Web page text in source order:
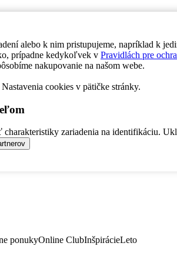
alebo k nim pristupujeme, napríklad k
prípadne kedykoľvek v Pravidlách pre
nakupovanie na našom webe.
cookies v pätičke stránky.
zariadenia na identifikáciu.
ponukyOnline ClubInšpirácieLeto